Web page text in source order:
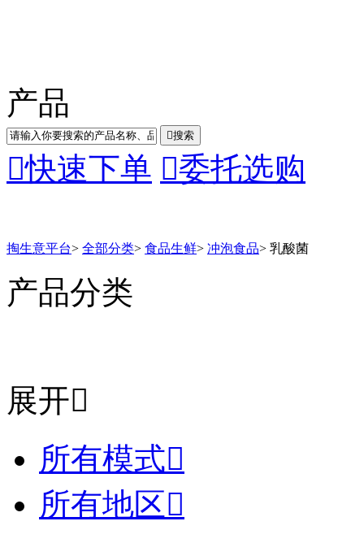
产品
搜索
快速下单 委托选购
掏生意平台> 全部分类> 食品生鲜> 冲泡食品> 乳酸菌
产品分类
展开
所有模式
所有地区